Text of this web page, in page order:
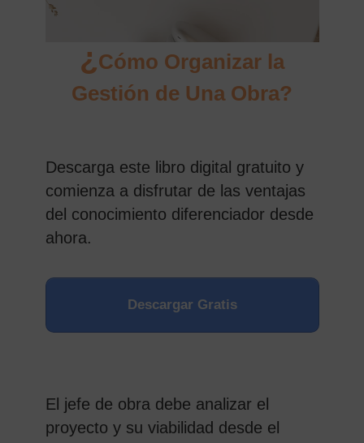
¿ Cómo Organizar la
Gestión de Una Obra?
Descarga este libro digital gratuito y
comienza a disfrutar de las ventajas
del conocimiento diferenciador desde
ahora.
Descargar Gratis
El jefe de obra debe analizar el
proyecto y su viabilidad desde el